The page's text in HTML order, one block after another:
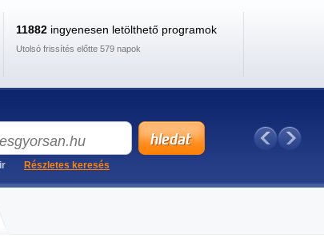
11882 ingyenesen letölthető programok
Utolsó frissítés előtte 579 napok
Részletes keresés